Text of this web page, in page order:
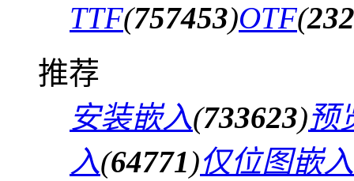
TTF(757453)OTF(
推荐
安装嵌入(733623)预
入(64771)仅位图嵌入